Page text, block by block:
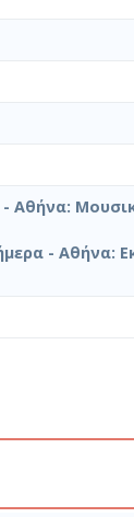
Αθήνα:
- Αθήνα: